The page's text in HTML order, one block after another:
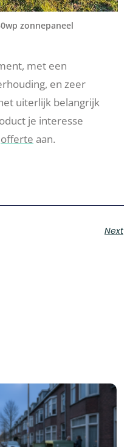
zonnepaneel
met een
en zeer
uiterlijk belangrijk
je interesse
offerte aan.
Next